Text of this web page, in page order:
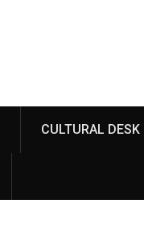
CULTURAL DESK